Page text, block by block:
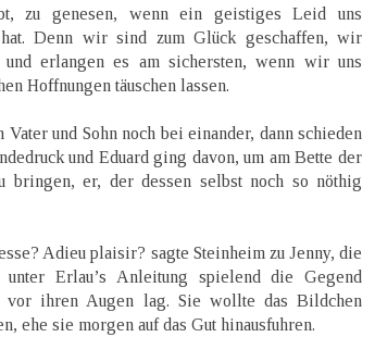
zu genesen, wenn ein geistiges Leid uns
Denn wir sind zum Glück geschaffen, wir
und erlangen es am sichersten, wenn wir uns
Hoffnungen täuschen lassen.
und Sohn noch bei einander, dann schieden
und Eduard ging davon, um am Bette der
bringen, er, der dessen selbst noch so nöthig
Adieu plaisir? sagte Steinheim zu Jenny, die
Erlau’s Anleitung spielend die Gegend
vor ihren Augen lag. Sie wollte das Bildchen
ehe sie morgen auf das Gut hinausfuhren.